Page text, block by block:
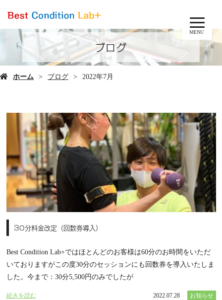
MENU
ブログ
ホーム ブログ 2022年7月
30分料金改定（回数券導入）
Best Condition Lab+ではほとんどのお客様は60分のお時間をいただ
いておりますがこの度30分のセッションにも回数券を導入いたしま
した。今まで：30分5,500円のみでしたが
続きを読む 2022.07.28 お知らせ